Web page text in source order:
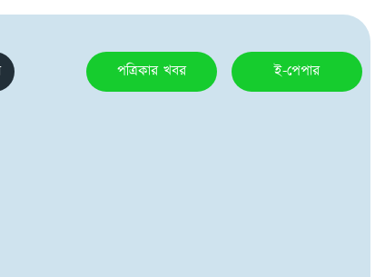
পত্রিকার খবর ই-পেপার